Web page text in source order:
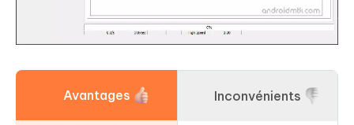
Avantages Inconvénients